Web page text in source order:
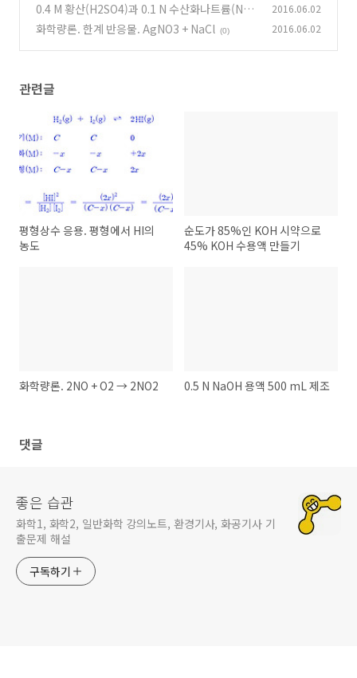
0.4 M 황산(H2SO4)과 0.1 N 수산화나트륨(NaO
H)의 중화 반응
(0)
2016.06.02
화학량론. 한계 반응물. AgNO3 + NaCl (0) 2016.06.02
관련글
평형상수 응용. 평형에서 HI의
농도
순도가 85%인 KOH 시약으로
45% KOH 수용액 만들기
화학량론. 2NO + O2 → 2NO2 0.5 N NaOH 용액 500 mL 제조
댓글
좋은 습관
화학1, 화학2, 일반화학 강의노트, 환경기사, 화공기사 기
출문제 해설
구독하기